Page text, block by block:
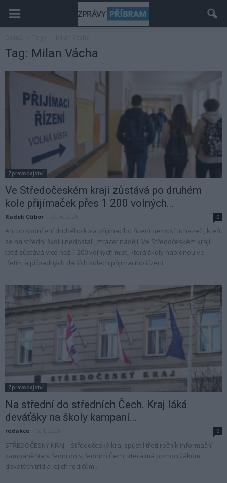
Tag: Milan Vácha
Zpravodajství
Ve Středočeském kraji zůstává po druhém
kole přijímaček přes 1 200 volných...
Radek Ctibor 0
Ani po skončení druhého kola přijímacího řízení nemusí uchazeči, kteří
se na střední školu nedostali, ztrácet naději. Ve Středočeském kraji
totiž zůstává více než 1 200 volných míst, která školy nabídnou ve
třetím a případných dalších kolech přijímacího řízení.
Zpravodajství
Na střední do středních Čech. Kraj láká
deváťáky na školy kampaní...
redakce 0
STŘEDOČESKÝ KRAJ – Středočeský kraj spustil třetí ročník informační
kampaně Na střední do středních Čech, která má pomoci žákům
devátých tříd a jejich rodičům...